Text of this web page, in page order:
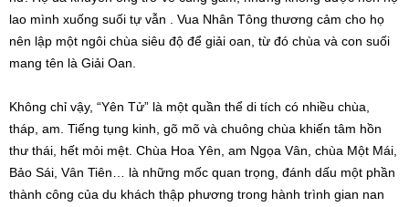
lao mình xuống suối tự vẫn . Vua Nhân Tông thương cảm cho họ
nên lập một ngôi chùa siêu độ để giải oan, từ đó chùa và con suối
mang tên là Giải Oan.
Không chỉ vậy, “Yên Tử” là một quần thể di tích có nhiều chùa,
tháp, am. Tiếng tụng kinh, gõ mõ và chuông chùa khiến tâm hồn
thư thái, hết mỏi mệt. Chùa Hoa Yên, am Ngọa Vân, chùa Một Mái,
Bảo Sái, Vân Tiên… là những mốc quan trọng, đánh dấu một phần
thành công của du khách thập phương trong hành trình gian nan